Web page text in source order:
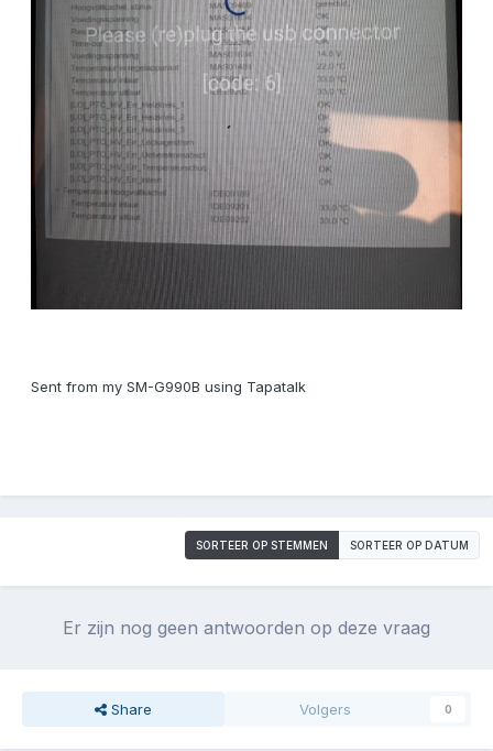
Sent from my SM-G990B using Tapatalk
SORTEER OP STEMMEN SORTEER OP DATUM
Er zijn nog geen antwoorden op deze vraag
Share Volgers 0